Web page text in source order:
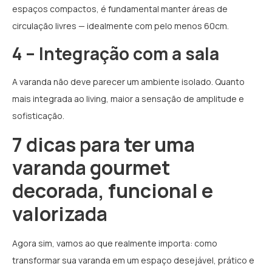
espaços compactos, é fundamental manter áreas de
circulação livres — idealmente com pelo menos 60cm.
4 – Integração com a sala
A varanda não deve parecer um ambiente isolado. Quanto
mais integrada ao living, maior a sensação de amplitude e
sofisticação.
7 dicas para ter uma
varanda gourmet
decorada, funcional e
valorizada
Agora sim, vamos ao que realmente importa: como
transformar sua varanda em um espaço desejável, prático e